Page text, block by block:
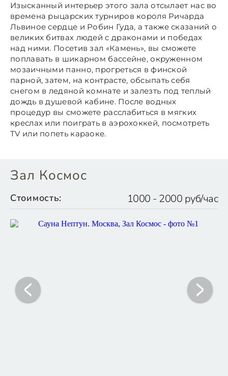
Изысканный интерьер этого зала отсылает нас во
времена рыцарских турниров короля Ричарда
Львиное сердце и Робин Гуда, а также сказаний о
великих битвах людей с драконами и победах
над ними. Посетив зал «Камень», вы сможете
поплавать в шикарном бассейне, окруженном
мозаичными панно, прогреться в финской
парной, затем, на контрасте, обсыпать себя
снегом в ледяной комнате и залезть под теплый
дождь в душевой кабине. После водных
процедур вы сможете расслабиться в мягких
креслах или поиграть в аэрохоккей, посмотреть
ТV или попеть караоке.
Зал Космос
Стоимость: 1000 - 2000 руб/час